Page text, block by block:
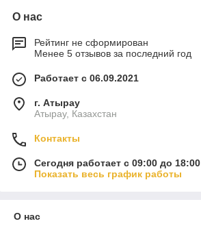
О нас
Рейтинг не сформирован
Менее 5 отзывов за последний год
Работает с 06.09.2021
г. Атырау
Атырау, Казахстан
Контакты
Сегодня работает с 09:00 до 18:00
Показать весь график работы
О нас